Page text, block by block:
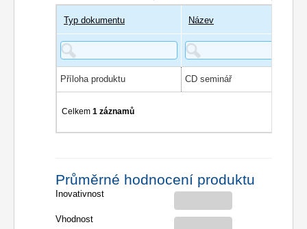
Typ dokumentu Název
Příloha produktu CD seminář
Celkem1 záznamů
Průměrné hodnocení produktu
Inovativnost
Vhodnost